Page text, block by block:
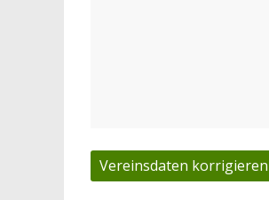
Vereinsdaten korrigieren